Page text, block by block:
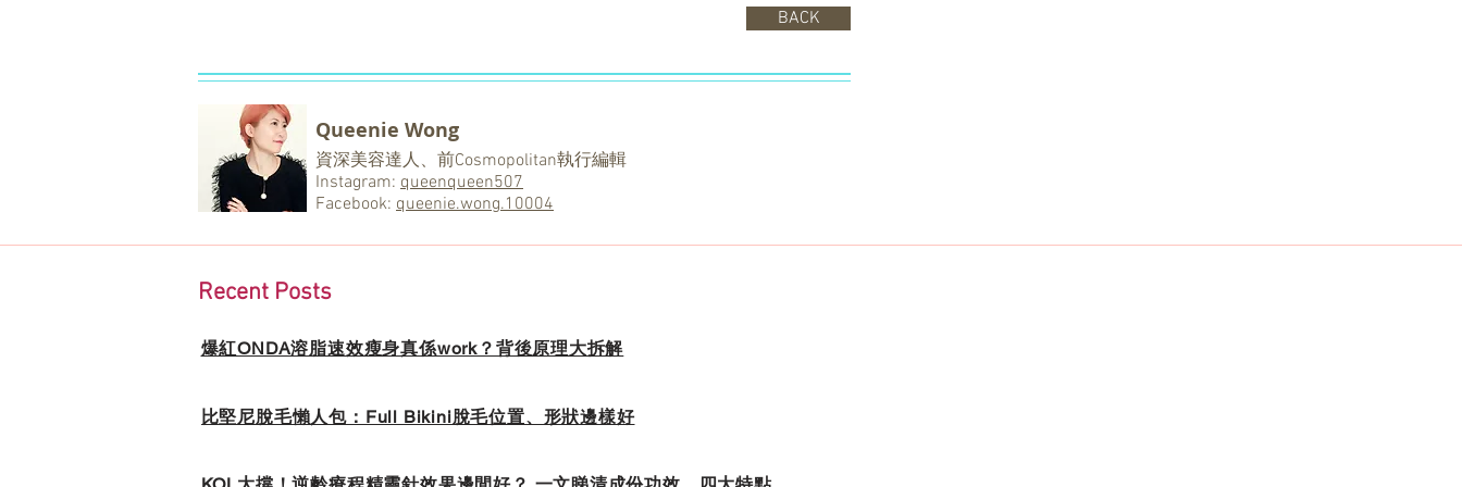
BACK
Queenie Wong
資深美容達人、前Cosmopolitan執行編輯
Instagram: queenqueen507
Facebook: queenie.wong.10004
Recent Posts
爆紅ONDA溶脂速效瘦身真係work？背後原理大拆解
比堅尼脫毛懶人包：Full Bikini脫毛位置、形狀邊樣好